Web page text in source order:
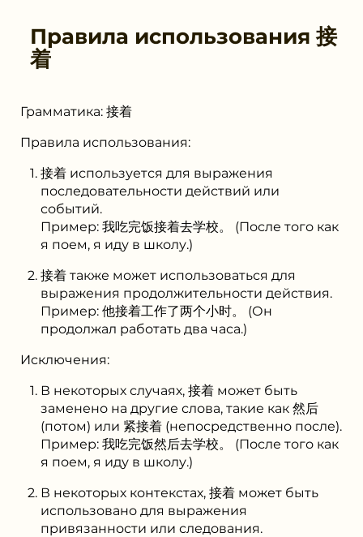
Правила использования 接
着
Грамматика: 接着
Правила использования:
接着 используется для выражения
последовательности действий или
событий.
Пример: 我吃完饭接着去学校。 (После того как
я поем, я иду в школу.)
接着 также может использоваться для
выражения продолжительности действия.
Пример: 他接着工作了两个小时。 (Он
продолжал работать два часа.)
Исключения:
В некоторых случаях, 接着 может быть
заменено на другие слова, такие как 然后
(потом) или 紧接着 (непосредственно после).
Пример: 我吃完饭然后去学校。 (После того как
я поем, я иду в школу.)
В некоторых контекстах, 接着 может быть
использовано для выражения
привязанности или следования.